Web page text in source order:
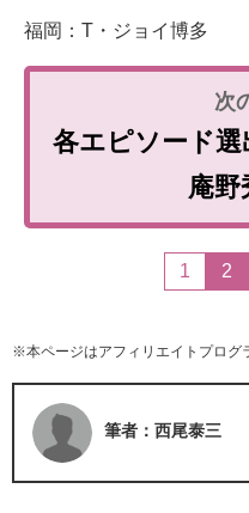
福岡：T・ジョイ博多
各エピソード
庵野
1 2
※本ページはアフィリエイトプログ
筆者：西尾泰三